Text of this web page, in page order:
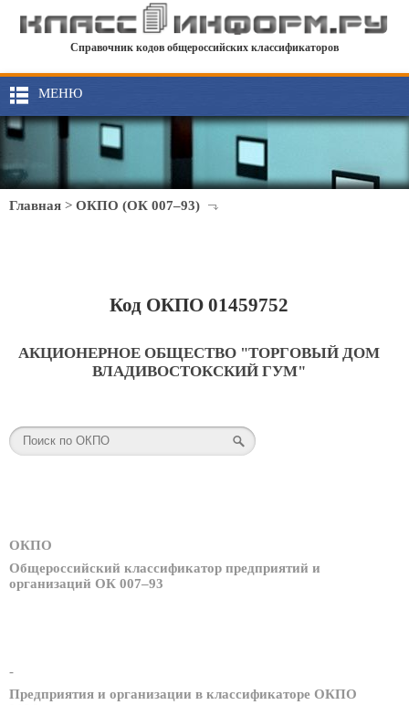
Справочник кодов общероссийских классификаторов
МЕНЮ
Главная > ОКПО (ОК 007–93)
Код ОКПО 01459752
АКЦИОНЕРНОЕ ОБЩЕСТВО "ТОРГОВЫЙ ДОМ
ВЛАДИВОСТОКСКИЙ ГУМ"
ОКПО
Общероссийский классификатор предприятий и
организаций ОК 007–93
-
Предприятия и организации в классификаторе ОКПО